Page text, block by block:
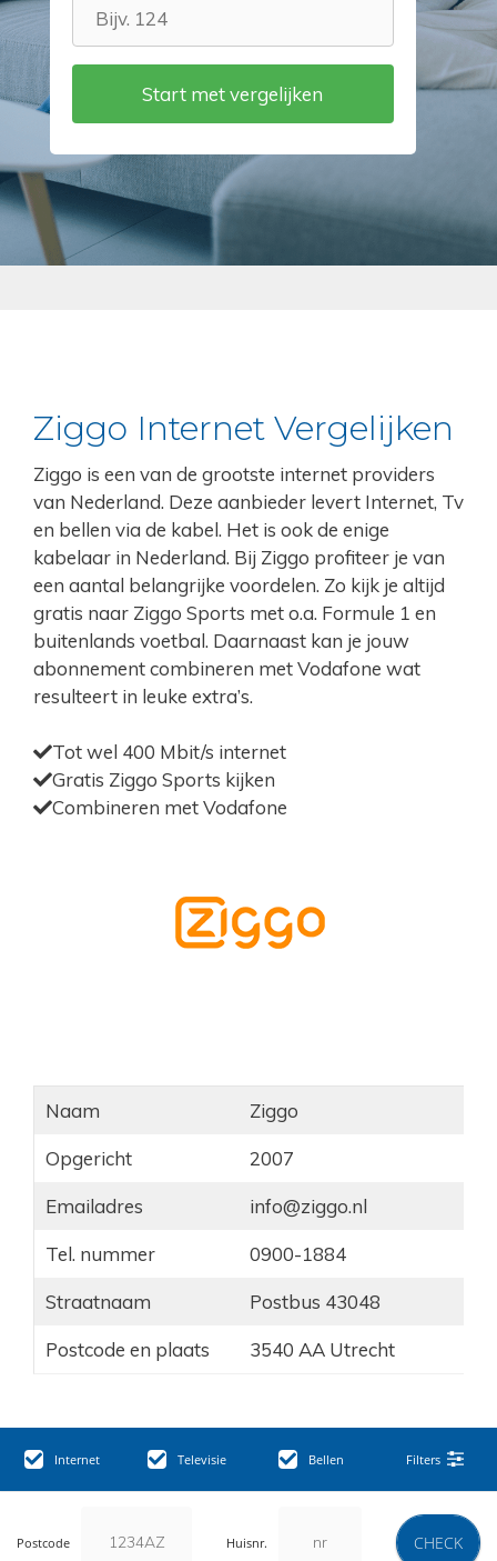
Ziggo Internet Vergelijken
Ziggo is een van de grootste internet providers
van Nederland. Deze aanbieder levert Internet, Tv
en bellen via de kabel. Het is ook de enige
kabelaar in Nederland. Bij Ziggo profiteer je van
een aantal belangrijke voordelen. Zo kijk je altijd
gratis naar Ziggo Sports met o.a. Formule 1 en
buitenlands voetbal. Daarnaast kan je jouw
abonnement combineren met Vodafone wat
resulteert in leuke extra’s.
Tot wel 400 Mbit/s internet
Gratis Ziggo Sports kijken
Combineren met Vodafone
Naam Ziggo
Opgericht 2007
Emailadres info@ziggo.nl
Tel. nummer 0900-1884
Straatnaam Postbus 43048
Postcode en plaats 3540 AA Utrecht
Internet Televisie Bellen Filters
Postcode Huisnr. CHECK